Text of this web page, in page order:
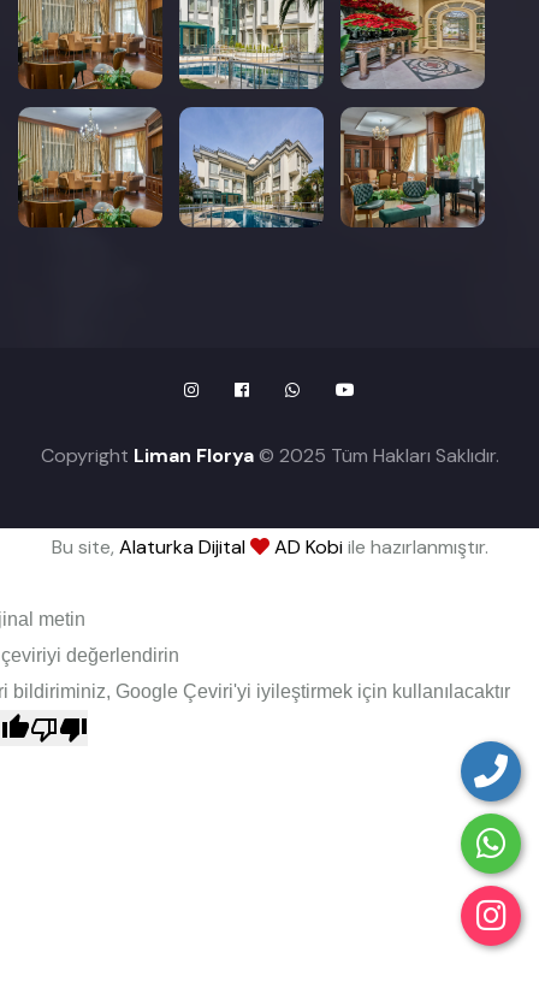
Copyright Liman Florya© 2025 Tüm Hakları Saklıdır.
Bu site, Alaturka Dijital AD Kobiile hazırlanmıştır.
metin
değerlendirin
bildiriminiz, Google Çeviri'yi iyileştirmek için kullanılacaktır